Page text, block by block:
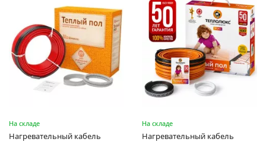
На складе
Нагревательный кабель
На складе
Нагревательный кабель